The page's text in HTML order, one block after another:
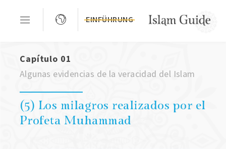
EINFÜHRUNG
Capítulo 01
Algunas evidencias de la veracidad del Islam
(5) Los milagros realizados por el
Profeta Muhammad